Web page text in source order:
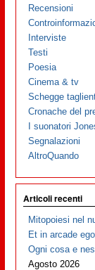
Recensioni
Interviste
Testi
Poesia
Cinema & tv
Schegge
Cronache del
I suonatori
Segnalazioni
AltroQuando
Articoli recenti
Mitopoiesi nel
Et in arcade
Ogni cosa e
Agosto 2026